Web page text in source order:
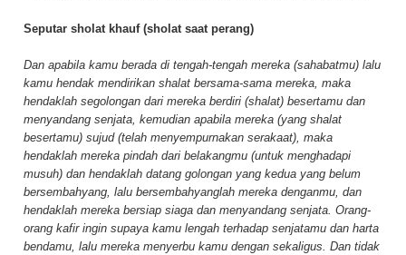
Seputar sholat khauf (sholat saat perang)
Dan apabila kamu berada di tengah-tengah mereka (sahabatmu) lalu
kamu hendak mendirikan shalat bersama-sama mereka, maka
hendaklah segolongan dari mereka berdiri (shalat) besertamu dan
menyandang senjata, kemudian apabila mereka (yang shalat
besertamu) sujud (telah menyempurnakan serakaat), maka
hendaklah mereka pindah dari belakangmu (untuk menghadapi
musuh) dan hendaklah datang golongan yang kedua yang belum
bersembahyang, lalu bersembahyanglah mereka denganmu, dan
hendaklah mereka bersiap siaga dan menyandang senjata. Orang-
orang kafir ingin supaya kamu lengah terhadap senjatamu dan harta
bendamu, lalu mereka menyerbu kamu dengan sekaligus. Dan tidak